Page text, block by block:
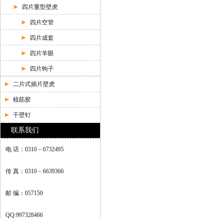
四片重型壁虎
四片空管
四片成套
四片羊眼
四片钩子
二片式插片壁虎
植筋胶
干壁钉
联系我们
电 话：0310－6732495
传 真：0310－6639366
邮 编：057150
QQ:997328466